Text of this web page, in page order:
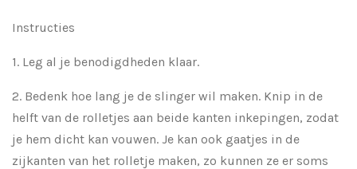
Instructies
1. Leg al je benodigdheden klaar.
2. Bedenk hoe lang je de slinger wil maken. Knip in de
helft van de rolletjes aan beide kanten inkepingen, zodat
je hem dicht kan vouwen. Je kan ook gaatjes in de
zijkanten van het rolletje maken, zo kunnen ze er soms